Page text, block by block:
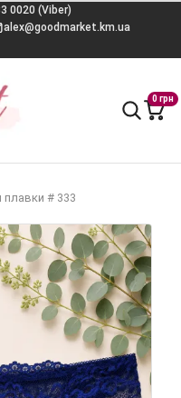
0020 (Viber)
alex@goodmarket.km.ua
0 грн
плавки # 333